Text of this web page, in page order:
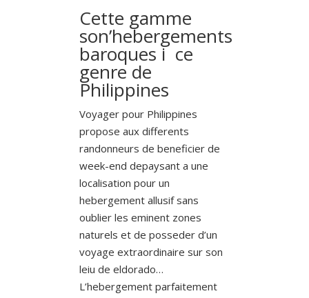
Cette gamme
son’hebergements
baroques i ce
genre de
Philippines
Voyager pour Philippines
propose aux differents
randonneurs de beneficier de
week-end depaysant a une
localisation pour un
hebergement allusif sans
oublier les eminent zones
naturels et de posseder d’un
voyage extraordinaire sur son
leiu de eldorado…
L’hebergement parfaitement